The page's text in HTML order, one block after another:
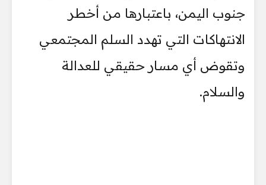
جنوب اليمن، باعتبارها من أخطر
الانتهاكات التي تهدد السلم المجتمعي
وتقوض أي مسار حقيقي للعدالة
والسلام.